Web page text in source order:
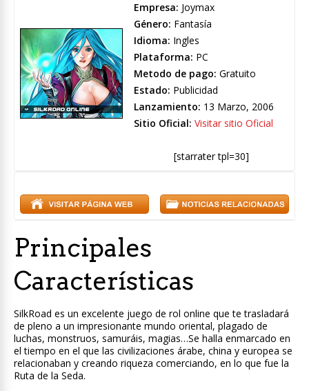
Empresa: Joymax
Género: Fantasía
Idioma: Ingles
Plataforma: PC
Metodo de pago: Gratuito
Estado: Publicidad
Lanzamiento: 13 Marzo, 2006
Sitio Oficial: Visitar sitio Oficial
[starrater tpl=30]
Principales
Características
SilkRoad es un excelente juego de rol online que te trasladará
de pleno a un impresionante mundo oriental, plagado de
luchas, monstruos, samuráis, magias…Se halla enmarcado en
el tiempo en el que las civilizaciones árabe, china y europea se
relacionaban y creando riqueza comerciando, en lo que fue la
Ruta de la Seda.